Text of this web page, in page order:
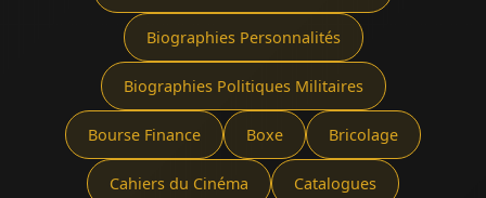
Biographies Personnalités
Biographies Politiques Militaires
Bourse Finance Boxe Bricolage
Cahiers du Cinéma Catalogues